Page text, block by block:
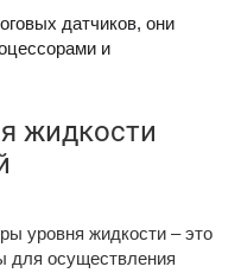
датчиков, они
и
жидкости
уровня жидкости – это
для осуществления